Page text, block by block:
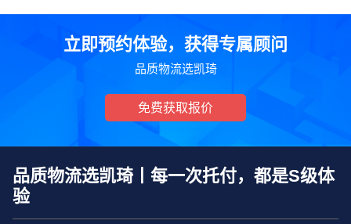
立即预约体验，获得专属顾问
品质物流选凯琦
免费获取报价
品质物流选凯琦丨每一次托付，都是S级体
验